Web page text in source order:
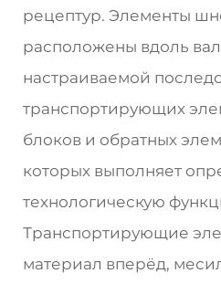
рецептур. Элементы
расположены вдоль
настраиваемой
транспортирующих
блоков и обратных
которых выполняет
технологическую
Транспортирующие
материал вперёд,